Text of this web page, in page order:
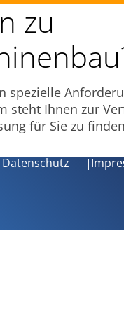
zu
spezielle
steht Ihnen zur
für Sie zu finden
Datenschutz |